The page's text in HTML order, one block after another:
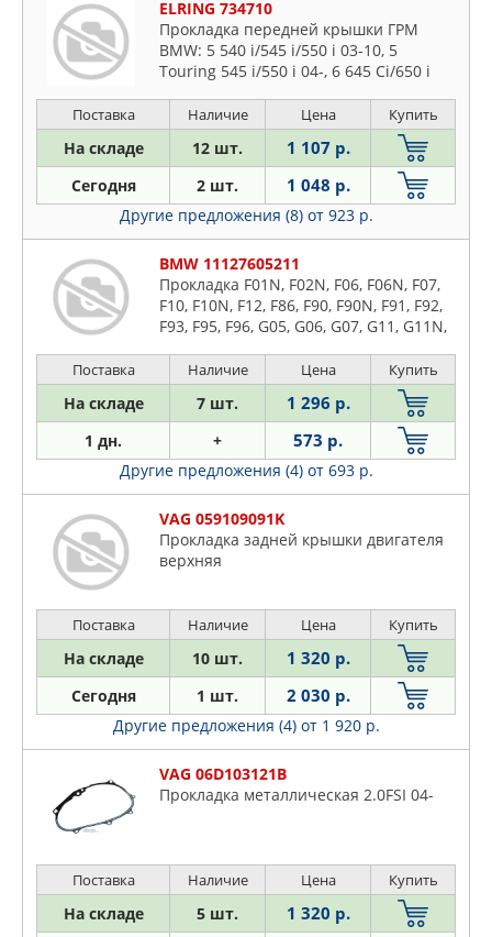
ELRING 734710
Прокладка передней крышки ГРМ
BMW: 5 540 i/545 i/550 i 03-10, 5
Touring 545 i/550 i 04-, 6 645 Ci/650 i
Поставка Наличие Цена Купить
На складе 12 шт. 1 107 р.
Сегодня 2 шт. 1 048 р.
Другие предложения (8) от 923 р.
BMW 11127605211
Прокладка F01N, F02N, F06, F06N, F07,
F10, F10N, F12, F86, F90, F90N, F91, F92,
F93, F95, F96, G05, G06, G07, G11, G11N,
Поставка Наличие Цена Купить
На складе 7 шт. 1 296 р.
1 дн. + 573 р.
Другие предложения (4) от 693 р.
VAG 059109091K
Прокладка задней крышки двигателя
верхняя
Поставка Наличие Цена Купить
На складе 10 шт. 1 320 р.
Сегодня 1 шт. 2 030 р.
Другие предложения (4) от 1 920 р.
VAG 06D103121B
Прокладка металлическая 2.0FSI 04-
Поставка Наличие Цена Купить
На складе 5 шт. 1 320 р.